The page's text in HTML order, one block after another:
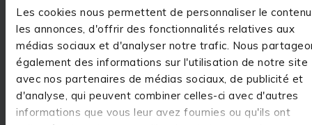
Les cookies nous permettent de personnaliser le
les annonces, d'offrir des fonctionnalités relatives aux
médias sociaux et d'analyser notre trafic. Nous
également des informations sur l'utilisation de notre site
avec nos partenaires de médias sociaux, de publicité et
d'analyse, qui peuvent combiner celles-ci avec d'autres
informations que vous leur avez fournies ou qu'ils ont
votre
commentaire
très positif.
sommes ravis
d'avoir répondu
à vos attentes
de vous
parmi nos
clients. C'est un
réel plaisir.